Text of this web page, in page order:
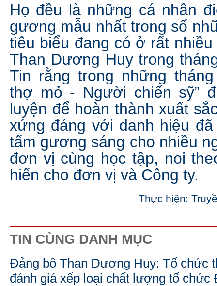
Họ đều là những cá nhân
gương mẫu nhất trong số
tiêu biểu đang có ở rất
Than Dương Huy trong
Tin rằng trong những
thợ mỏ - Người chiến sỹ”
luyện để hoàn thành xuất
xứng đáng với danh hiệu
tấm gương sáng cho nhiều
đơn vị cùng học tập, noi
hiến cho đơn vị và Công ty.
Thực hiện:
TIN CÙNG DANH MỤC
Đảng bộ Than Dương Huy: Tổ chức
đánh giá xếp loại chất lượng tổ